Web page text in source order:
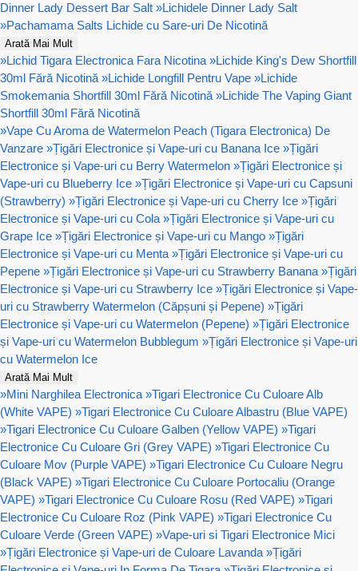
Dinner Lady Dessert Bar Salt »Lichidele Dinner Lady Salt
»Pachamama Salts Lichide cu Sare-uri De Nicotină
Arată Mai Mult
»Lichid Tigara Electronica Fara Nicotina »Lichide King's Dew Shortfill
30ml Fără Nicotină »Lichide Longfill Pentru Vape »Lichide
Smokemania Shortfill 30ml Fără Nicotină »Lichide The Vaping Giant
Shortfill 30ml Fără Nicotină
»Vape Cu Aroma de Watermelon Peach (Tigara Electronica) De
Vanzare »Țigări Electronice și Vape-uri cu Banana Ice »Țigări
Electronice și Vape-uri cu Berry Watermelon »Țigări Electronice și
Vape-uri cu Blueberry Ice »Țigări Electronice și Vape-uri cu Capsuni
(Strawberry) »Țigări Electronice și Vape-uri cu Cherry Ice »Țigări
Electronice și Vape-uri cu Cola »Țigări Electronice și Vape-uri cu
Grape Ice »Țigări Electronice și Vape-uri cu Mango »Țigări
Electronice și Vape-uri cu Menta »Țigări Electronice și Vape-uri cu
Pepene »Țigări Electronice și Vape-uri cu Strawberry Banana »Țigări
Electronice și Vape-uri cu Strawberry Ice »Țigări Electronice și Vape-
uri cu Strawberry Watermelon (Căpșuni și Pepene) »Țigări
Electronice și Vape-uri cu Watermelon (Pepene) »Țigări Electronice
și Vape-uri cu Watermelon Bubblegum »Țigări Electronice și Vape-uri
cu Watermelon Ice
Arată Mai Mult
»Mini Narghilea Electronica »Tigari Electronice Cu Culoare Alb
(White VAPE) »Tigari Electronice Cu Culoare Albastru (Blue VAPE)
»Tigari Electronice Cu Culoare Galben (Yellow VAPE) »Tigari
Electronice Cu Culoare Gri (Grey VAPE) »Tigari Electronice Cu
Culoare Mov (Purple VAPE) »Tigari Electronice Cu Culoare Negru
(Black VAPE) »Tigari Electronice Cu Culoare Portocaliu (Orange
VAPE) »Tigari Electronice Cu Culoare Rosu (Red VAPE) »Tigari
Electronice Cu Culoare Roz (Pink VAPE) »Tigari Electronice Cu
Culoare Verde (Green VAPE) »Vape-uri si Tigari Electronice Mici
»Țigări Electronice și Vape-uri de Culoare Lavanda »Țigări